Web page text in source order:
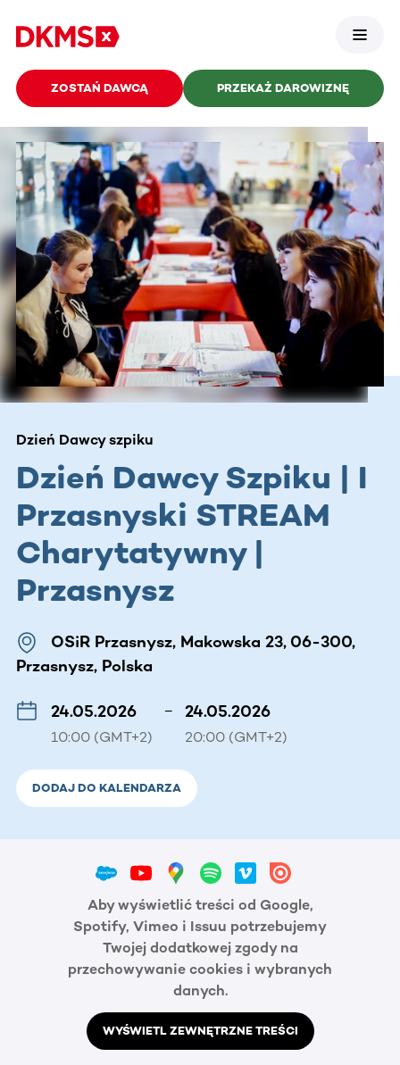
ZOSTAŃ DAWCĄ PRZEKAŻ DAROWIZNĘ
Dzień Dawcy szpiku
Dzień Dawcy Szpiku | I
Przasnyski STREAM
Charytatywny |
Przasnysz
OSiR Przasnysz, Makowska 23, 06-300,
Przasnysz, Polska
24.05.2026
10:00 (GMT+2)
– 24.05.2026
20:00 (GMT+2)
DODAJ DO KALENDARZA
Aby wyświetlić treści od Google,
Spotify, Vimeo i Issuu potrzebujemy
Twojej dodatkowej zgody na
przechowywanie cookies i wybranych
danych.
WYŚWIETL ZEWNĘTRZNE TREŚCI